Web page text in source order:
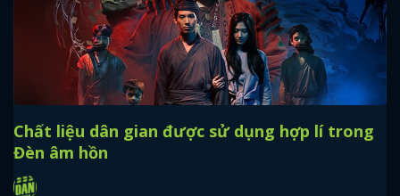
Chất liệu dân gian được sử dụng hợp lí trong
Đèn âm hồn